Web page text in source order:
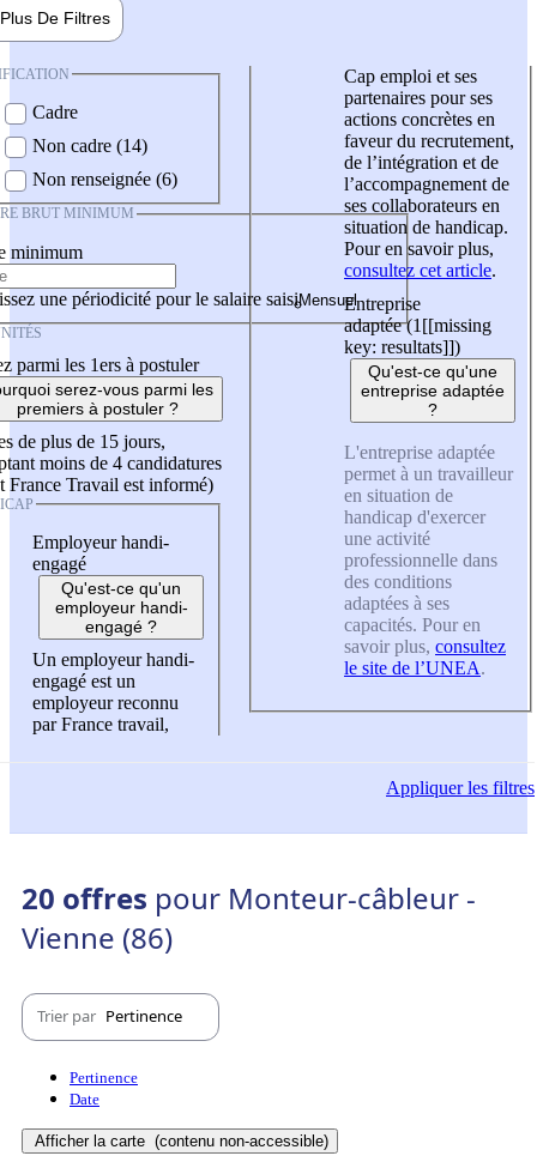
Plus De Filtres
Cadre
Non cadre (14)
Non renseignée (6)
BRUT MINIMUM
minimum
une périodicité pour le salaire saisi
parmi les 1ers à postuler
serez-vous parmi les
premiers à postuler ?
de plus de 15 jours,
moins de 4 candidatures
France Travail est informé)
Employeur handi-
engagé
Qu'est-ce qu'un
employeur handi-
engagé ?
Un employeur handi-
engagé est un
employeur reconnu
par France travail,
Cap emploi et ses
partenaires pour ses
actions concrètes en
faveur du recrutement,
de l’intégration et de
l’accompagnement de
ses collaborateurs en
situation de handicap.
Pour en savoir plus,
consultez cet article.
Entreprise
adaptée (1 [[missing
key: resultats]])
Qu'est-ce qu'une
entreprise adaptée
?
L'entreprise adaptée
permet à un travailleur
en situation de
handicap d'exercer
une activité
professionnelle dans
des conditions
adaptées à ses
capacités. Pour en
savoir plus, consultez
le site de l’UNEA.
Appliquerles filtres
20 offres pour Monteur-câbleur -
Vienne (86)
Trier par Pertinence
Pertinence
Date
Afficher la carte (contenu non-accessible)